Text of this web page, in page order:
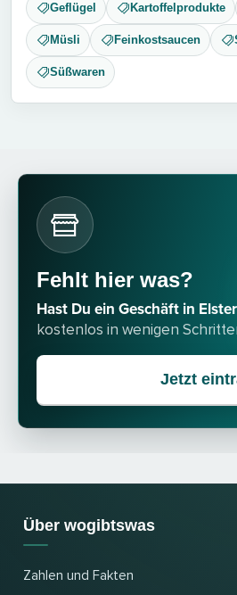
Geflügel Kartoffelprodukte
Müsli Feinkostsaucen
Süßwaren
Fehlt hier was?
Hast Du ein Geschäft in
kostenlos in wenigen
Jetzt
Über wogibtswas
Zahlen und Fakten